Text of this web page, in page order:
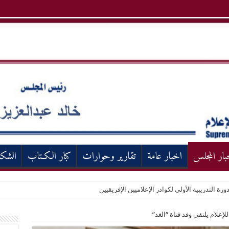
المجلس اخبار عامة تقارير وحوارات كبار الكـتاب
التدريبية الأولى لكوادر الإعلاميين الإفريقيين
يلتقي وفد قناة “الغد”